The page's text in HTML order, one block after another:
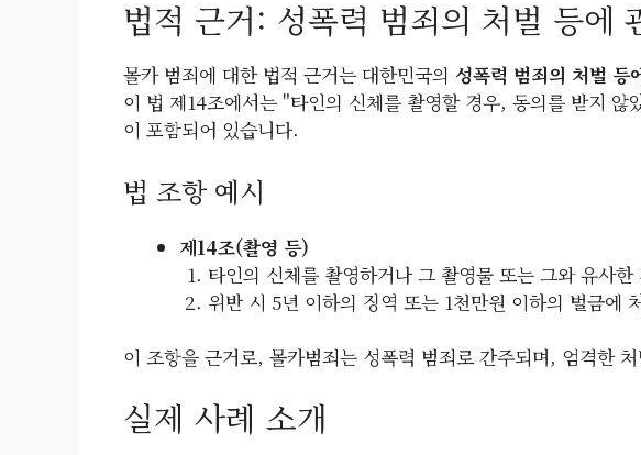
법적 근거: 성폭력 범죄의 처벌 등에
몰카 범죄에 대한 법적 근거는 대한민국의 성폭력 범죄의 처벌 등
이 법 제14조에서는 "타인의 신체를 촬영할 경우, 동의를 받지 않
이 포함되어 있습니다.
법 조항 예시
제14조(촬영 등)
타인의 신체를 촬영하거나 그 촬영물 또는 그와 유사
위반 시 5년 이하의 징역 또는 1천만원 이하의 벌금에
이 조항을 근거로, 몰카범죄는 성폭력 범죄로 간주되며, 엄격한
실제 사례 소개